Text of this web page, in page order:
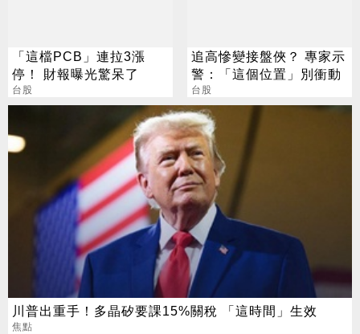
「這檔PCB」連拉3漲
停！ 財報曝光驚呆了
台股
追高慘變接盤俠？ 專家示
警：「這個位置」別衝動
台股
川普出重手！多晶矽要課15%關稅 「這時間」生效
焦點